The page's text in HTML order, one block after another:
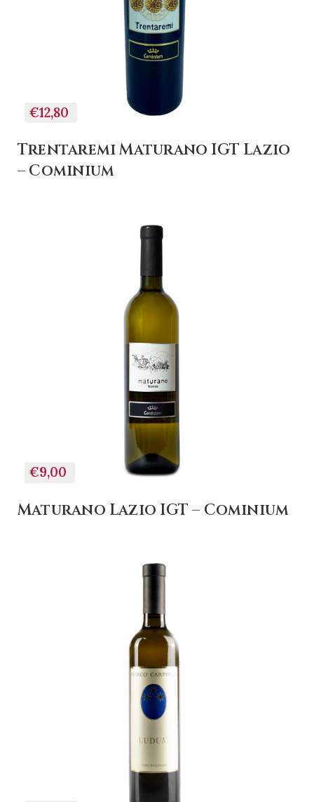
€12,80
Trentaremi Maturano IGT Lazio
– Cominium
€9,00
+ AGGIUNGI AL
CARRELLO
Maturano Lazio IGT – Cominium
+ AGGIUNGI AL
CARRELLO